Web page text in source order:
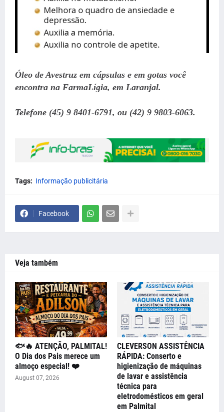
Óleo de Avestruz em cápsulas e em gotas você
encontra na FarmaLígia, em Laranjal.
Telefone (45) 9 8401-6791, ou (42) 9 9803-6063.
Tags: Informação publicitária
Facebook
Veja também
🐟🔥 ATENÇÃO, PALMITAL!
O Dia dos Pais merece um
almoço especial! ❤️
August 07, 2026
CLEVERSON ASSISTÊNCIA
RÁPIDA: Conserto e
higienização de máquinas
de lavar e assistência
técnica para
eletrodomésticos em geral
em Palmital